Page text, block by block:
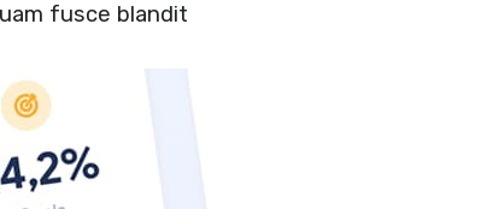
fusce blandit